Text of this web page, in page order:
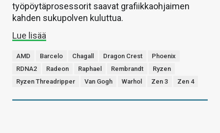
työpöytäprosessorit saavat grafiikkaohjaimen
kahden sukupolven kuluttua.
Lue lisää
AMD Barcelo Chagall Dragon Crest
Phoenix
RDNA2
Radeon Raphael Rembrandt
Ryzen
Ryzen Threadripper
Van Gogh Warhol Zen 3 Zen 4